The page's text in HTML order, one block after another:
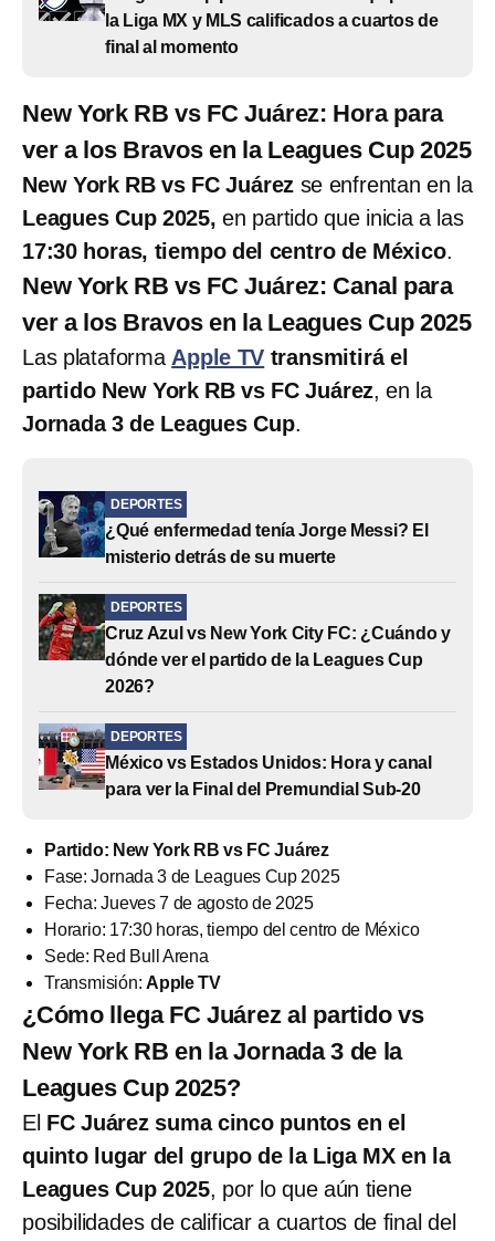
la Liga MX y MLS calificados a cuartos de
final al momento
New York RB vs FC Juárez: Hora para
ver a los Bravos en la Leagues Cup 2025
New York RB vs FC Juárez se enfrentan en la
Leagues Cup 2025,en partido que inicia a las
17:30 horas, tiempo del centro de México.
New York RB vs FC Juárez: Canal para
ver a los Bravos en la Leagues Cup 2025
Las plataforma Apple TV transmitirá el
partido New York RB vs FC Juárez, en la
Jornada 3 de Leagues Cup.
DEPORTES
¿Qué enfermedad tenía Jorge Messi? El
misterio detrás de su muerte
DEPORTES
Cruz Azul vs New York City FC: ¿Cuándo y
dónde ver el partido de la Leagues Cup
2026?
DEPORTES
México vs Estados Unidos: Hora y canal
para ver la Final del Premundial Sub-20
Partido: New York RB vs FC Juárez
Fase: Jornada 3 de Leagues Cup 2025
Fecha: Jueves 7 de agosto de 2025
Horario: 17:30 horas, tiempo del centro de México
Sede: Red Bull Arena
Transmisión: Apple TV
¿Cómo llega FC Juárez al partido vs
New York RB en la Jornada 3 de la
Leagues Cup 2025?
El FC Juárez suma cinco puntos en el
quinto lugar del grupo de la Liga MX en la
Leagues Cup 2025, por lo que aún tiene
posibilidades de calificar a cuartos de final del